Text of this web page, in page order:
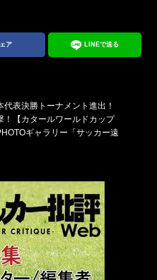
ア LINEで送る
代表決勝トーナメント進出！
！【カタールワールドカップ
ギャラリー「サッカー遠